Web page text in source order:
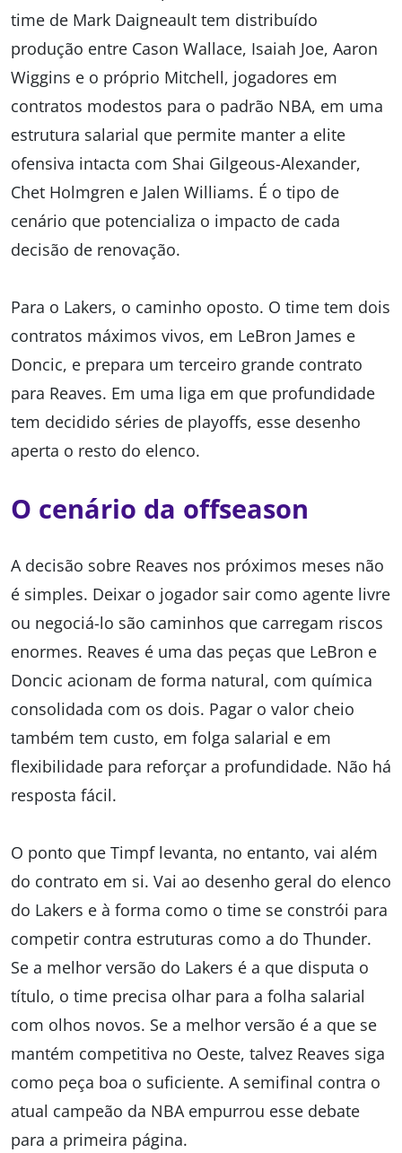
time de Mark Daigneault tem distribuído
produção entre Cason Wallace, Isaiah Joe, Aaron
Wiggins e o próprio Mitchell, jogadores em
contratos modestos para o padrão NBA, em uma
estrutura salarial que permite manter a elite
ofensiva intacta com Shai Gilgeous-Alexander,
Chet Holmgren e Jalen Williams. É o tipo de
cenário que potencializa o impacto de cada
decisão de renovação.
Para o Lakers, o caminho oposto. O time tem dois
contratos máximos vivos, em LeBron James e
Doncic, e prepara um terceiro grande contrato
para Reaves. Em uma liga em que profundidade
tem decidido séries de playoffs, esse desenho
aperta o resto do elenco.
O cenário da offseason
A decisão sobre Reaves nos próximos meses não
é simples. Deixar o jogador sair como agente livre
ou negociá-lo são caminhos que carregam riscos
enormes. Reaves é uma das peças que LeBron e
Doncic acionam de forma natural, com química
consolidada com os dois. Pagar o valor cheio
também tem custo, em folga salarial e em
flexibilidade para reforçar a profundidade. Não há
resposta fácil.
O ponto que Timpf levanta, no entanto, vai além
do contrato em si. Vai ao desenho geral do elenco
do Lakers e à forma como o time se constrói para
competir contra estruturas como a do Thunder.
Se a melhor versão do Lakers é a que disputa o
título, o time precisa olhar para a folha salarial
com olhos novos. Se a melhor versão é a que se
mantém competitiva no Oeste, talvez Reaves siga
como peça boa o suficiente. A semifinal contra o
atual campeão da NBA empurrou esse debate
para a primeira página.